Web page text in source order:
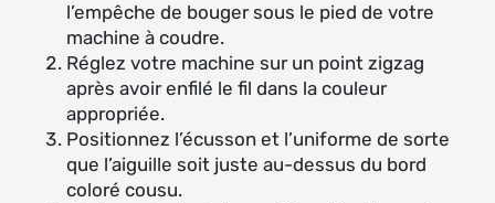
l’empêche de bouger sous le pied de votre
machine à coudre.
Réglez votre machine sur un point zigzag
après avoir enfilé le fil dans la couleur
appropriée.
Positionnez l’écusson et l’uniforme de sorte
que l’aiguille soit juste au-dessus du bord
coloré cousu.